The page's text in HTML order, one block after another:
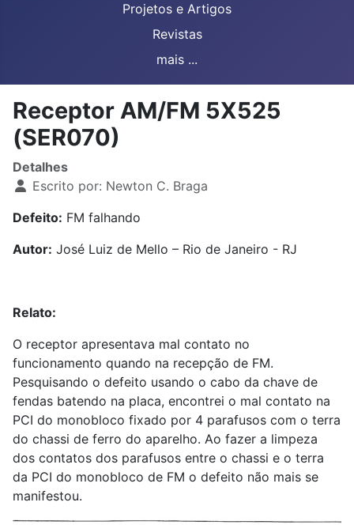
Projetos e Artigos
Revistas
mais ...
Receptor AM/FM 5X525
(SER070)
Detalhes
Escrito por: Newton C. Braga
Defeito: FM falhando
Autor: José Luiz de Mello – Rio de Janeiro - RJ
Relato:
O receptor apresentava mal contato no
funcionamento quando na recepção de FM.
Pesquisando o defeito usando o cabo da chave de
fendas batendo na placa, encontrei o mal contato na
PCI do monobloco fixado por 4 parafusos com o terra
do chassi de ferro do aparelho. Ao fazer a limpeza
dos contatos dos parafusos entre o chassi e o terra
da PCI do monobloco de FM o defeito não mais se
manifestou.